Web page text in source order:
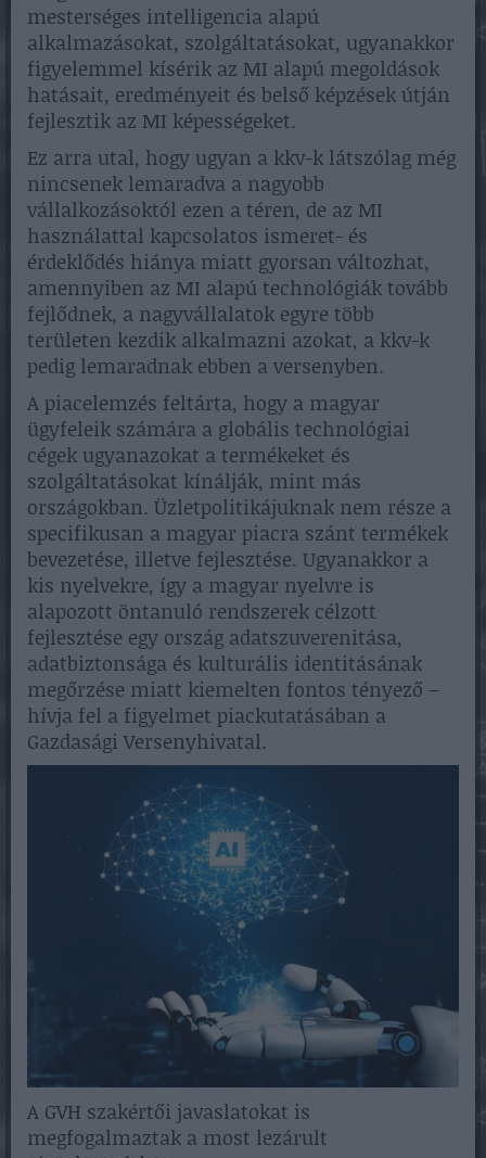
mesterséges intelligencia alapú
alkalmazásokat, szolgáltatásokat, ugyanakkor
figyelemmel kísérik az MI alapú megoldások
hatásait, eredményeit és belső képzések útján
fejlesztik az MI képességeket.
Ez arra utal, hogy ugyan a kkv-k látszólag még
nincsenek lemaradva a nagyobb
vállalkozásoktól ezen a téren, de az MI
használattal kapcsolatos ismeret- és
érdeklődés hiánya miatt gyorsan változhat,
amennyiben az MI alapú technológiák tovább
fejlődnek, a nagyvállalatok egyre több
területen kezdik alkalmazni azokat, a kkv-k
pedig lemaradnak ebben a versenyben.
A piacelemzés feltárta, hogy a magyar
ügyfeleik számára a globális technológiai
cégek ugyanazokat a termékeket és
szolgáltatásokat kínálják, mint más
országokban. Üzletpolitikájuknak nem része a
specifikusan a magyar piacra szánt termékek
bevezetése, illetve fejlesztése. Ugyanakkor a
kis nyelvekre, így a magyar nyelvre is
alapozott öntanuló rendszerek célzott
fejlesztése egy ország adatszuverenitása,
adatbiztonsága és kulturális identitásának
megőrzése miatt kiemelten fontos tényező –
hívja fel a figyelmet piackutatásában a
Gazdasági Versenyhivatal.
A GVH szakértői javaslatokat is
megfogalmaztak a most lezárult